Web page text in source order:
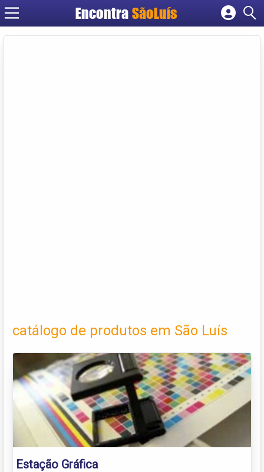
Encontra SãoLuís
Cadastrar empresa
catálogo de produtos em São Luís
Estação Gráfica